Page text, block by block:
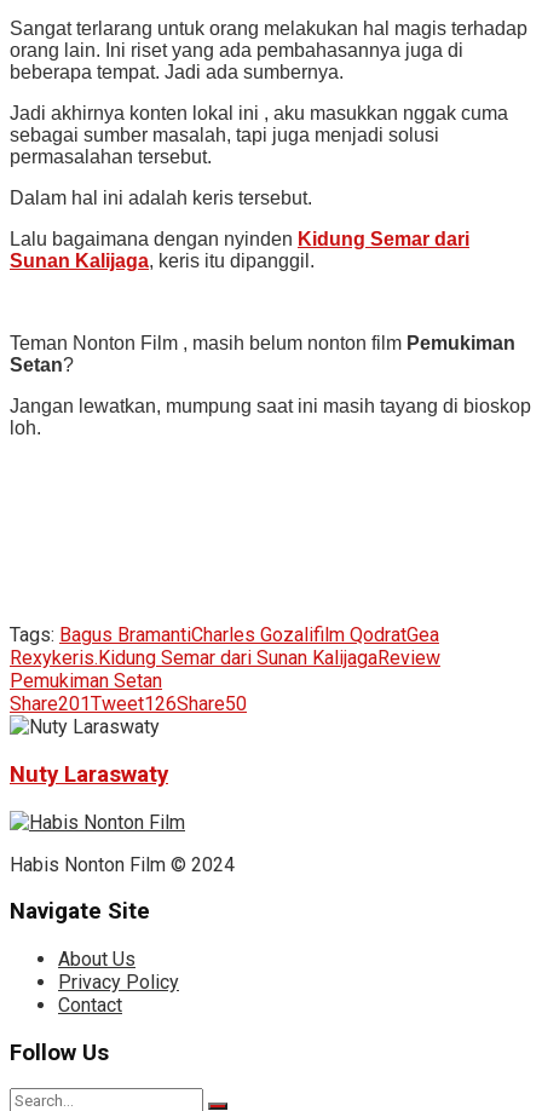
Sangat terlarang untuk orang melakukan hal magis terhadap
orang lain. Ini riset yang ada pembahasannya juga di
beberapa tempat. Jadi ada sumbernya.
Jadi akhirnya konten lokal ini , aku masukkan nggak cuma
sebagai sumber masalah, tapi juga menjadi solusi
permasalahan tersebut.
Dalam hal ini adalah keris tersebut.
Lalu bagaimana dengan nyinden Kidung Semar dari
Sunan Kalijaga, keris itu dipanggil.
Teman Nonton Film , masih belum nonton film Pemukiman
Setan?
Jangan lewatkan, mumpung saat ini masih tayang di bioskop
loh.
Tags: Bagus BramantiCharles Gozalifilm QodratGea
Rexykeris.Kidung Semar dari Sunan KalijagaReview
Pemukiman Setan
Share201Tweet126Share50
Nuty Laraswaty
Habis Nonton Film © 2024
Navigate Site
About Us
Privacy Policy
Contact
Follow Us